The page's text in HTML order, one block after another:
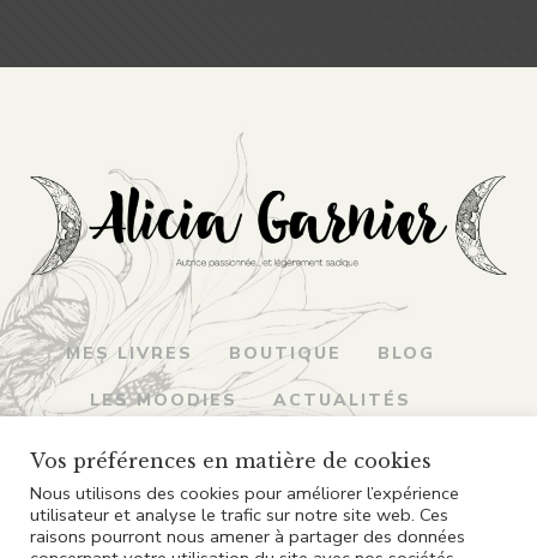
MES LIVRES BOUTIQUE BLOG
LES MOODIES ACTUALITÉS
MENTIONS LÉGALES CGV
Vos préférences en matière de cookies
Nous utilisons des cookies pour améliorer l’expérience
utilisateur et analyse le trafic sur notre site web. Ces
raisons pourront nous amener à partager des données